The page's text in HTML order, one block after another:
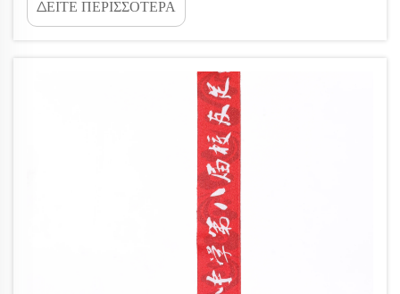
που απονέμεται σε έναν αγώνα ταεκβοντό εκπροσωπεί αιώνες
ΔΕΙΤΕ ΠΕΡΙΣΣΟΤΕΡΑ